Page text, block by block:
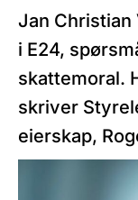
Jan Christian
i E24,
skattemoral.
skriver
eierskap,